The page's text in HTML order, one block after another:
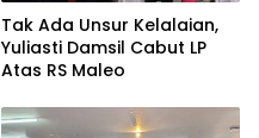
Tak Ada Unsur Kelalaian,
Yuliasti Damsil Cabut LP
Atas RS Maleo